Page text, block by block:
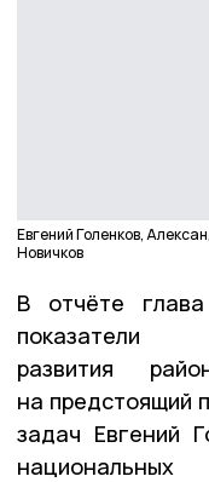
Евгений Голенков,
Новичков
В отчёте
показатели
развития
на предстоящий
задач Евгений